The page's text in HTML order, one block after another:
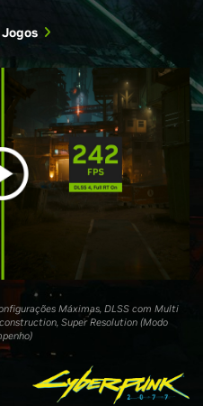
Máximas, DLSS com Multi
Super Resolution (Modo